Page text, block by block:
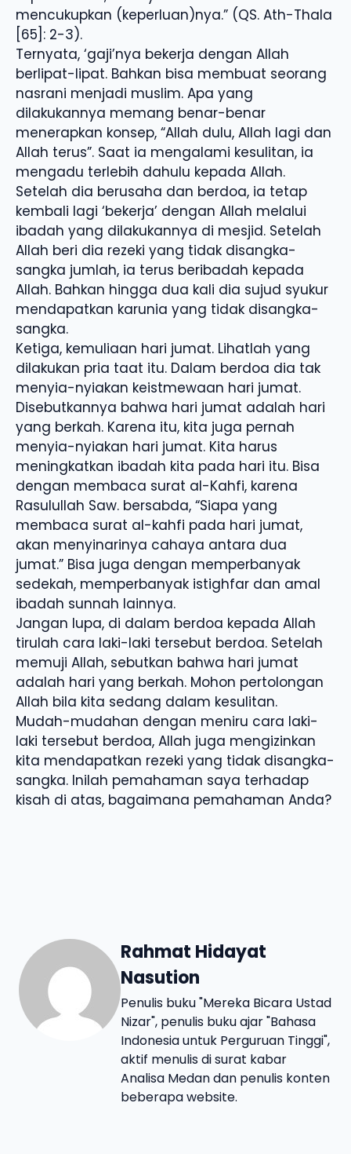
mencukupkan (keperluan)nya.” (QS. Ath-Thala
[65]: 2-3).
Ternyata, ‘gaji’nya bekerja dengan Allah
berlipat-lipat. Bahkan bisa membuat seorang
nasrani menjadi muslim. Apa yang
dilakukannya memang benar-benar
menerapkan konsep, “Allah dulu, Allah lagi dan
Allah terus”. Saat ia mengalami kesulitan, ia
mengadu terlebih dahulu kepada Allah.
Setelah dia berusaha dan berdoa, ia tetap
kembali lagi ‘bekerja’ dengan Allah melalui
ibadah yang dilakukannya di mesjid. Setelah
Allah beri dia rezeki yang tidak disangka-
sangka jumlah, ia terus beribadah kepada
Allah. Bahkan hingga dua kali dia sujud syukur
mendapatkan karunia yang tidak disangka-
sangka.
Ketiga, kemuliaan hari jumat. Lihatlah yang
dilakukan pria taat itu. Dalam berdoa dia tak
menyia-nyiakan keistmewaan hari jumat.
Disebutkannya bahwa hari jumat adalah hari
yang berkah. Karena itu, kita juga pernah
menyia-nyiakan hari jumat. Kita harus
meningkatkan ibadah kita pada hari itu. Bisa
dengan membaca surat al-Kahfi, karena
Rasulullah Saw. bersabda, “Siapa yang
membaca surat al-kahfi pada hari jumat,
akan menyinarinya cahaya antara dua
jumat.” Bisa juga dengan memperbanyak
sedekah, memperbanyak istighfar dan amal
ibadah sunnah lainnya.
Jangan lupa, di dalam berdoa kepada Allah
tirulah cara laki-laki tersebut berdoa. Setelah
memuji Allah, sebutkan bahwa hari jumat
adalah hari yang berkah. Mohon pertolongan
Allah bila kita sedang dalam kesulitan.
Mudah-mudahan dengan meniru cara laki-
laki tersebut berdoa, Allah juga mengizinkan
kita mendapatkan rezeki yang tidak disangka-
sangka. Inilah pemahaman saya terhadap
kisah di atas, bagaimana pemahaman Anda?
Rahmat Hidayat
Nasution
Penulis buku "Mereka Bicara Ustad
Nizar", penulis buku ajar "Bahasa
Indonesia untuk Perguruan Tinggi",
aktif menulis di surat kabar
Analisa Medan dan penulis konten
beberapa website.